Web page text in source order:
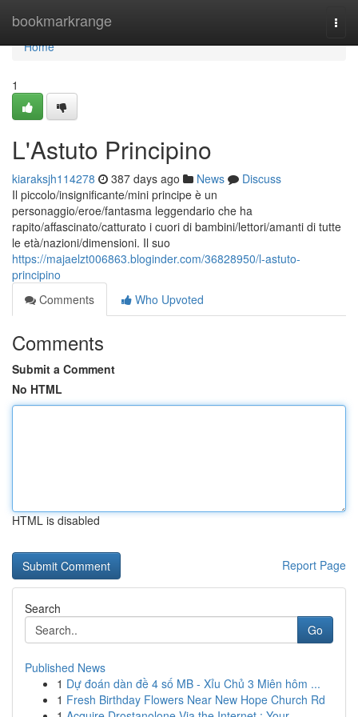
bookmarkrange
Home
Home
1
L'Astuto Principino
kiaraksjh114278 387 days ago News
Discuss
Il piccolo/insignificante/mini principe è un
personaggio/eroe/fantasma leggendario che ha
rapito/affascinato/catturato i cuori di bambini/lettori/amanti di tutte
le età/nazioni/dimensioni. Il suo
https://majaelzt006863.bloginder.com/36828950/l-astuto-
principino
Comments
Who Upvoted
Comments
Submit a Comment
No HTML
HTML is disabled
Report Page
Search
Go
Published News
1 Dự đoán dàn đề 4 số MB - Xỉu Chủ 3 Miên hôm ...
1 Fresh Birthday Flowers Near New Hope Church Rd